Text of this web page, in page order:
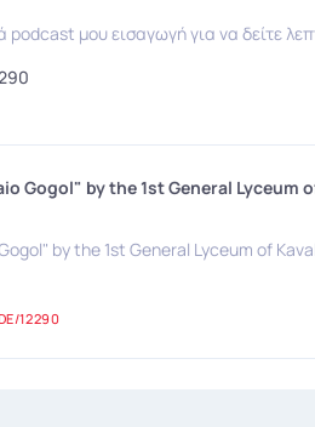
μου εισαγωγή για να δείτε
Gogol" by the 1st General Lyceum
by the 1st General Lyceum of
12290